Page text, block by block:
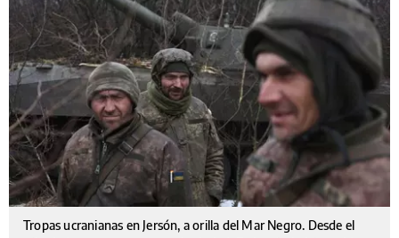
Tropas ucranianas en Jersón, a orilla del Mar Negro. Desde el